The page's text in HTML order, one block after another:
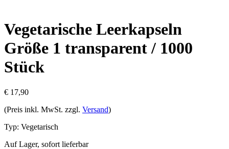
Vegetarische Leerkapseln
Größe 1 transparent / 1000
Stück
€ 17,90
(Preis inkl. MwSt. zzgl. Versand)
Typ: Vegetarisch
Auf Lager, sofort lieferbar